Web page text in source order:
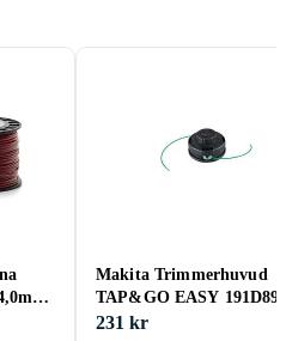
Makita Trimmerhuvud
TAP&GO EASY
231 kr